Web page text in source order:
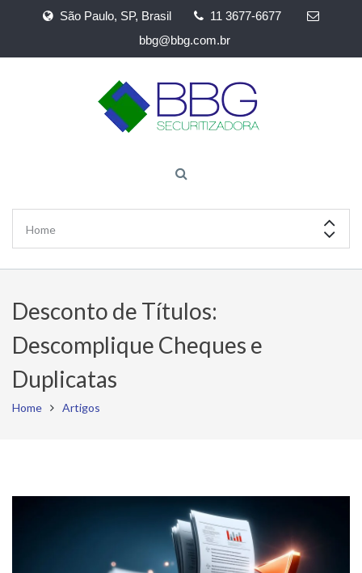
São Paulo, SP, Brasil
11 3677-6677
bbg@bbg.com.br
Desconto de Títulos:
Descomplique Cheques e
Duplicatas
Home Artigos